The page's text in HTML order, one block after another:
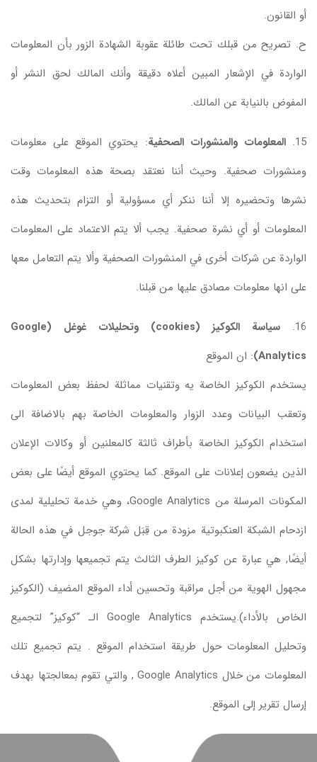
أو القانون.
ح‌. تصريح من قبلك تحت طائلة عقوبة الشهادة الزور بأن المعلومات
الواردة في الإشعار المبين أعلاه دقيقة وأنك المالك لحق النشر أو
المفوض بالنيابة عن المالك.
15. المعلومات والمنشورات الصحفية: يحتوي الموقع على معلومات
ومنشورات صحفية. وحيث أننا نعتقد بصحة هذه المعلومات وقت
نشرها وتحضيره إلا أننا ننكر أي مسؤولية أو التزام بتحديث هذه
المعلومات أو أي نشرة صحفية. يجب ألا يتم الاعتماد على المعلومات
الواردة عن شركات أخرى في المنشورات الصحفية وألا يتم التعامل معها
على انها معلومات مصادق عليها من قبلنا.
16.
سياسة الكوكيز (cookies) وتحليلات غوغل (Google
Analytics) : ان الموقع
يستخدم الكوكيز الخاصة يه وتقنيات مماثلة لحفظ بعض المعلومات
وتعقب البيانات وعدد الزوار والمعلومات الخاصة بهم بالاضافة الى
استخدام الكوكيز الخاصة بأطراف ثالثة كالمعلنين أو وكالات الإعلان
الذين يضعون إعلانات على الموقع. كما يحتوي الموقع أيضًا على بعض
المكونات المرسلة من Google Analytics، وهي خدمة تحليلية لمدى
ازدحام الشبكة العنكبوتية مزودة من قِبَل شركة جوجل في هذه الحالة
أيضًا, هي عبارة عن كوكيز الطرف الثالث يتم تجميعها وإدارتها بشكل
مجهول الهوية من أجل مراقبة وتحسين أداء الموقع المضيف (الكوكيز
الخاص بالأداء).يستخدم Google Analytics الـ “كوكيز” لتجميع
وتحليل المعلومات حول طريقة استخدام الموقع . يتم تجميع تلك
المعلومات من خلال Google Analytics , والتي تقوم بمعالجتها بهدف
إرسال تقرير إلى الموقع.